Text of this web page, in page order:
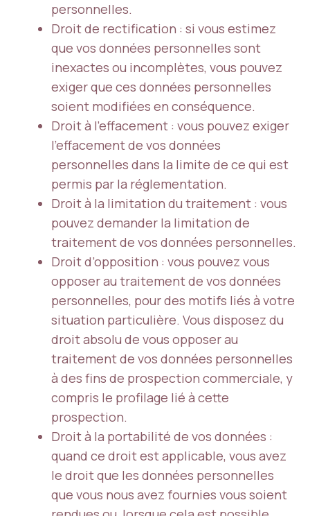
personnelles.
Droit de rectification : si vous estimez
que vos données personnelles sont
inexactes ou incomplètes, vous pouvez
exiger que ces données personnelles
soient modifiées en conséquence.
Droit à l’effacement : vous pouvez exiger
l’effacement de vos données
personnelles dans la limite de ce qui est
permis par la réglementation.
Droit à la limitation du traitement : vous
pouvez demander la limitation de
traitement de vos données personnelles.
Droit d’opposition : vous pouvez vous
opposer au traitement de vos données
personnelles, pour des motifs liés à votre
situation particulière. Vous disposez du
droit absolu de vous opposer au
traitement de vos données personnelles
à des fins de prospection commerciale, y
compris le profilage lié à cette
prospection.
Droit à la portabilité de vos données :
quand ce droit est applicable, vous avez
le droit que les données personnelles
que vous nous avez fournies vous soient